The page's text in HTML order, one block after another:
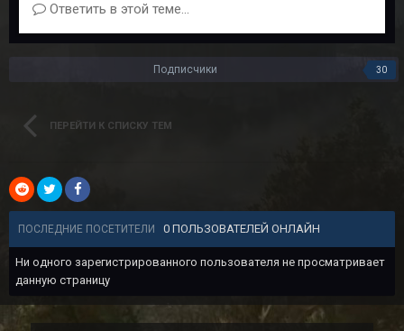
Ответить в этой теме...
Подписчики 30
ПЕРЕЙТИ К СПИСКУ ТЕМ
ПОСЛЕДНИЕ ПОСЕТИТЕЛИ 0 ПОЛЬЗОВАТЕЛЕЙ ОНЛАЙН
Ни одного зарегистрированного пользователя не просматривает
данную страницу